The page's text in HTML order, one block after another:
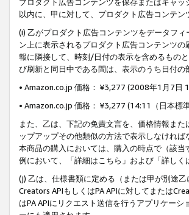
以内に、甲に対して、プロダクト広告コンテ
(i) 乙がプロダクト広告コンテンツをデータフ
ン上に表示されるプロダクト広告コンテンツ
報に隣接して、時刻/日付の表示を含めるもの
び刷新と同日中である間は、表示のうち日付
• Amazon.co.jp 価格： ¥3,277 (2008年1月7
• Amazon.co.jp 価格： ¥3,277 (14:11（日本
また、乙は、下記の免責文言を、価格情報ま
ップアップその他類似の方法で表示しなけれ
本商品の購入においては、購入の時点で（該
例において、「詳細はこちら」および「詳し
(j) 乙は、仕様書類に定める（または甲が別途
Creators APIもしくはPA APIに対してまたは
はPA APIにリクエスト送信を行うアプリケー